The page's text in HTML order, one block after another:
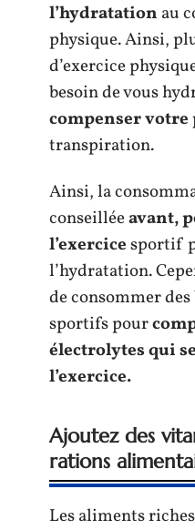
l’hydratation au
physique. Ainsi,
d’exercice
besoin de vous
compenser votre
transpiration.
Ainsi, la
conseilléeavant,
l’exercicesportif
l’hydratation.
de consommer
sportifs pour
électrolytes qui
l’exercice.
Ajoutez des
rations
Les aliments